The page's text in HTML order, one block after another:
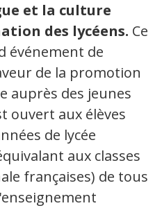
et la culture
des lycéens. Ce
événement de
de la promotion
auprès des jeunes
ouvert aux élèves
de lycée
aux classes
françaises) de tous